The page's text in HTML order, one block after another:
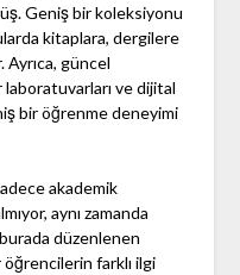
Geniş bir koleksiyonu
kitaplara, dergilere
Ayrıca, güncel
ve dijital
bir öğrenme deneyimi
akademik
aynı zamanda
burada düzenlenen
farklı ilgi